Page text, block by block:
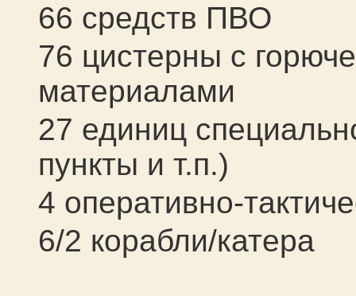
66 средств ПВО
76 цистерны с
материалами
27 единиц
пункты и т.п.)
4 оперативно-
6/2 корабли/катера